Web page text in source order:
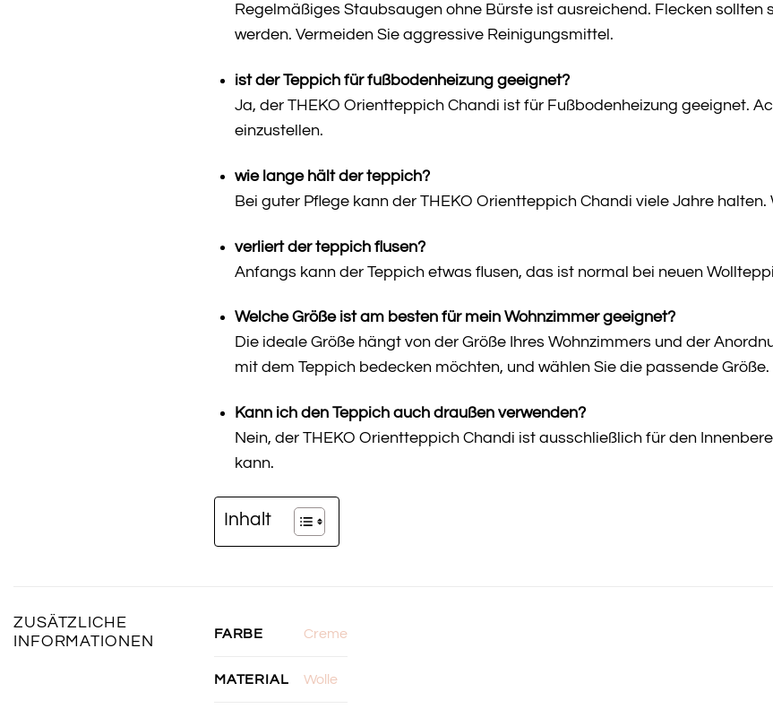
Regelmäßiges Staubsaugen ohne Bürste ist ausreichend. Flecken
werden. Vermeiden Sie aggressive Reinigungsmittel.
ist der Teppich für fußbodenheizung geeignet?
Ja, der THEKO Orientteppich Chandi ist für Fußbodenheizung geeignet.
einzustellen.
wie lange hält der teppich?
Bei guter Pflege kann der THEKO Orientteppich Chandi viele Jahre
verliert der teppich flusen?
Anfangs kann der Teppich etwas flusen, das ist normal bei neuen
Welche Größe ist am besten für mein Wohnzimmer geeignet?
Die ideale Größe hängt von der Größe Ihres Wohnzimmers und der
mit dem Teppich bedecken möchten, und wählen Sie die passende Größe.
Kann ich den Teppich auch draußen verwenden?
Nein, der THEKO Orientteppich Chandi ist ausschließlich für den
kann.
Inhalt
ZUSÄTZLICHE
INFORMATIONEN
FARBE Creme
MATERIAL Wolle